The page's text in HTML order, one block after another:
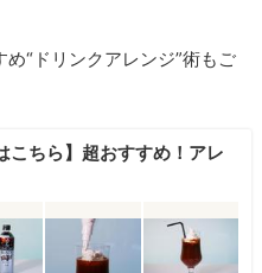
“ドリンクアレンジ”術もご
こちら】超おすすめ！アレ